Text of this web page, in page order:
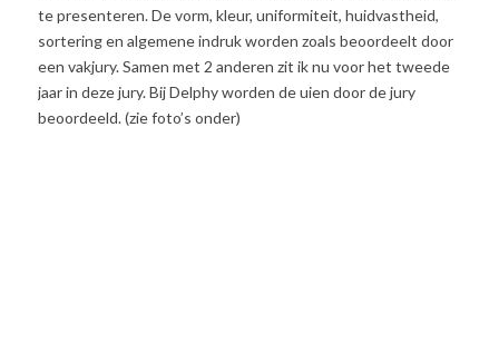
te presenteren. De vorm, kleur, uniformiteit, huidvastheid,
sortering en algemene indruk worden zoals beoordeelt door
een vakjury. Samen met 2 anderen zit ik nu voor het tweede
jaar in deze jury. Bij Delphy worden de uien door de jury
beoordeeld. (zie foto’s onder)